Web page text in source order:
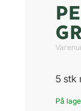
5 stk
På